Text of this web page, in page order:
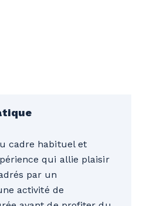
cadre habituel et
qui allie plaisir
par un
activité de